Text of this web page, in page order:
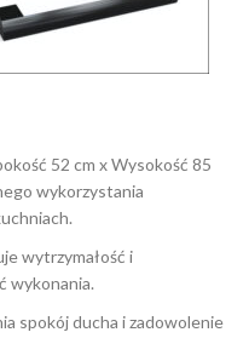
52 cm x Wysokość 85
wykorzystania
wytrzymałość i
wykonania.
spokój ducha i zadowolenie